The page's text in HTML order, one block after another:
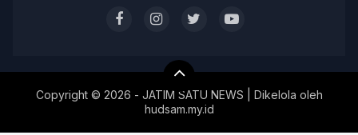
Copyright © 2026 - JATIM SATU NEWS | Dikelola oleh
hudsam.my.id